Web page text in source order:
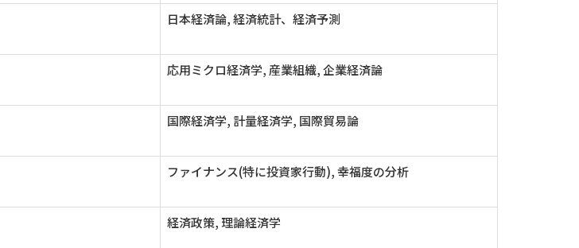
日本経済論, 経済統計、経済予測
応用ミクロ経済学, 産業組織, 企業経済論
国際経済学, 計量経済学, 国際貿易論
ファイナンス(特に投資家行動), 幸福度の分析
経済政策, 理論経済学